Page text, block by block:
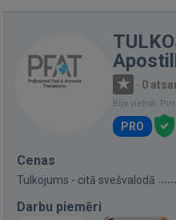
· 0
Bija vietnē:
PRO
Cenas
Tulkojums - citā svešvalodā
Darbu piemēri